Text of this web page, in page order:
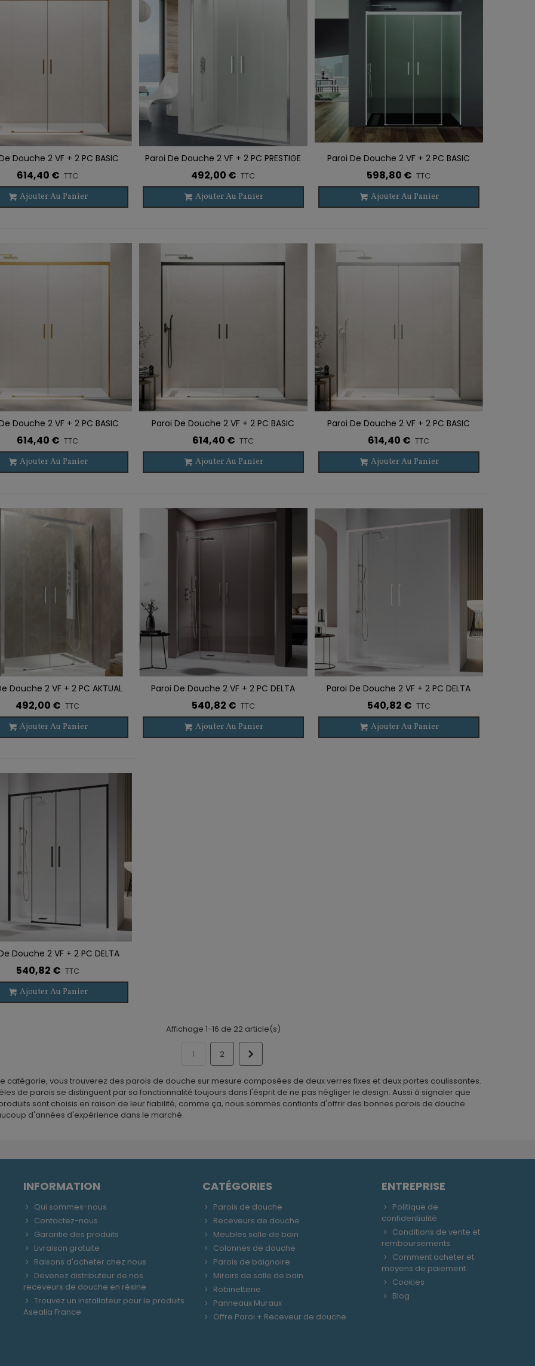
À La Liste De Souhaits
Douche 2 VF + 2 PC BASIC
SPAZIO CUIVRE BROSSÉ
614,40 € TTC
Ajouter Au Panier
Ajouter À La Liste De Souhaits
Paroi De Douche 2 VF + 2 PC PRESTIGE
SPAZIO
492,00 € TTC
Ajouter Au Panier
Ajouter À La Liste De Souhaits
Paroi De Douche 2 VF + 2 PC BASIC
SPAZIO BLANC
598,80 € TTC
Ajouter Au Panier
À La Liste De Souhaits
Douche 2 VF + 2 PC BASIC
SPAZIO OR BROSSÉ
614,40 € TTC
Ajouter Au Panier
Ajouter À La Liste De Souhaits
Paroi De Douche 2 VF + 2 PC BASIC
SPAZIO TITANE
614,40 € TTC
Ajouter Au Panier
Ajouter À La Liste De Souhaits
Paroi De Douche 2 VF + 2 PC BASIC
SPAZIO NICKEL
614,40 € TTC
Ajouter Au Panier
À La Liste De Souhaits
Douche 2 VF + 2 PC AKTUAL
SPAZIO
492,00 € TTC
Ajouter Au Panier
Ajouter À La Liste De Souhaits
Paroi De Douche 2 VF + 2 PC DELTA
540,82 € TTC
Ajouter Au Panier
Ajouter À La Liste De Souhaits
Paroi De Douche 2 VF + 2 PC DELTA
BLANC
540,82 € TTC
Ajouter Au Panier
À La Liste De Souhaits
Douche 2 VF + 2 PC DELTA
NOIR
540,82 € TTC
Ajouter Au Panier
Affichage 1-16 de 22 article(s)
1 2
catégorie, vous trouverez des parois de douche sur mesure composées de deux verres fixes et deux portes coulissantes.
de parois se distinguent par sa fonctionnalité toujours dans l'ésprit de ne pas négliger le design. Aussi á signaler que
sont choisis en raison de leur fiabilité, comme ça, nous sommes confiants d'offrir des bonnes parois de douche
d'années d'expérience dans le marché.
INFORMATION
Qui sommes-nous
Contactez-nous
Garantie des produits
Livraison gratuite
Raisons d'acheter chez nous
Devenez distributeur de nos
receveurs de douche en résine
Trouvez un installateur pour le produits
Asealia France
CATÉGORIES
Parois de douche
Receveurs de douche
Meubles salle de bain
Colonnes de douche
Parois de baignoire
Miroirs de salle de bain
Robinetterie
Panneaux Muraux
Offre Paroi + Receveur de douche
ENTREPRISE
Politique de
confidentialité
Conditions de vente et
remboursements
Comment acheter et
moyens de paiement
Cookies
Blog